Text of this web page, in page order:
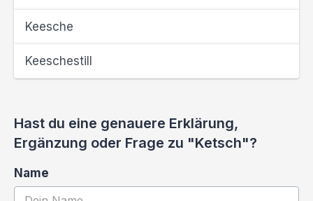
Keesche
Keeschestill
Hast du eine genauere Erklärung,
Ergänzung oder Frage zu "Ketsch"?
Name